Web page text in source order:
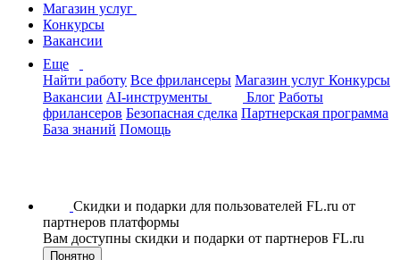
Магазин услуг
Конкурсы
Вакансии
Еще
Найти работу Все фрилансеры Магазин услуг Конкурсы
Вакансии AI-инструменты Блог Работы
фрилансеров Безопасная сделка Партнерская программа
База знаний Помощь
Скидки и подарки для пользователей FL.ru от
партнеров платформы
Вам доступны скидки и подарки от партнеров FL.ru
Понятно